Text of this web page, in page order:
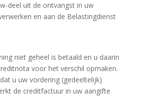
deel uit de ontvangst in uw
en aan de Belastingdienst
niet geheel is betaald en u daarin
voor het verschil opmaken.
u uw vordering (gedeeltelijk)
de creditfactuur in uw aangifte